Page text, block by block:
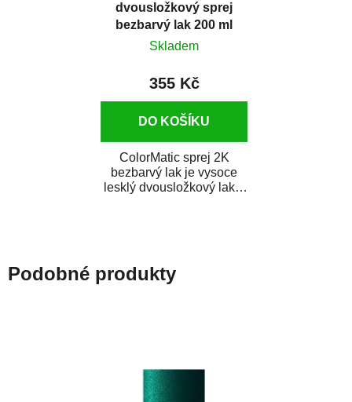
dvousložkový sprej
bezbarvý lak 200 ml
Skladem
355 Kč
DO KOŠÍKU
ColorMatic sprej 2K
bezbarvý lak je vysoce
lesklý dvousložkový lak s
Podobné produkty